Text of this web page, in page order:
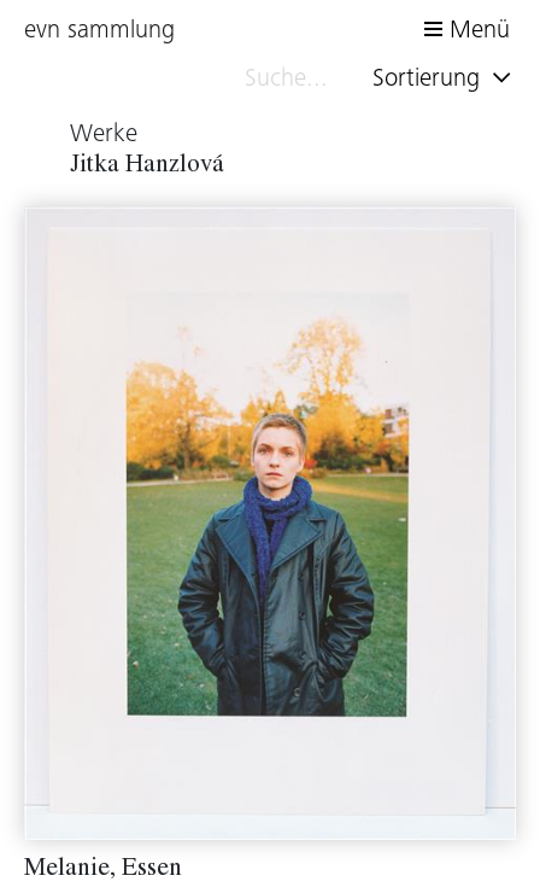
evn sammlung
Menü
Sortierung
Werke
Jitka Hanzlová
Melanie, Essen